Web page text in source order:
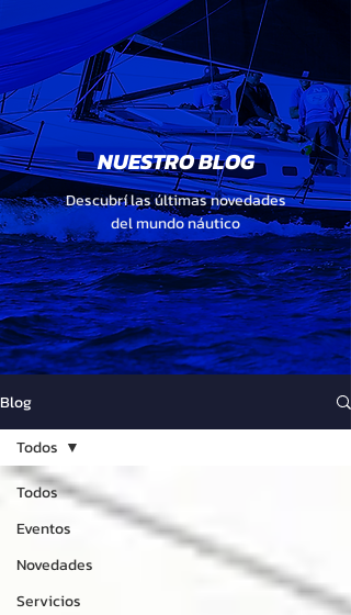
NUESTRO BLOG
Descubrí las últimas novedades
del mundo náutico
Blog
Todos
Eventos
Novedades
Servicios
Todos